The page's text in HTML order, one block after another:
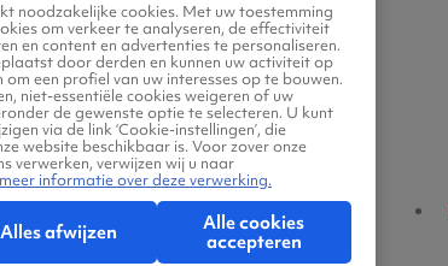
Kingscote - Eindhoven
noodzakelijke cookies. Met uw toestemming
om verkeer te analyseren, de effectiviteit
en content en advertenties te personaliseren.
door derden en kunnen uw activiteit op
om een profiel van uw interesses op te bouwen.
niet-essentiële cookies weigeren of uw
de gewenste optie te selecteren. U kunt
via de link ‘Cookie-instellingen’, die
website beschikbaar is. Voor zover onze
verwerken, verwijzen wij u naar
informatie over deze verwerking.
Alles afwijzen
Alle cookies
accepteren